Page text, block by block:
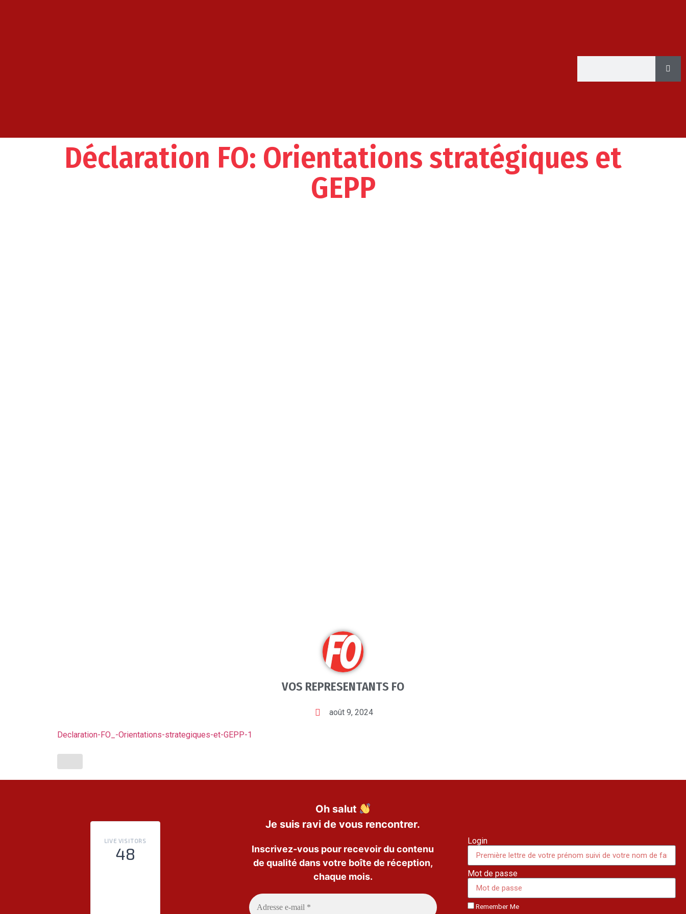
Déclaration FO: Orientations stratégiques et
GEPP
VOS REPRESENTANTS FO
août 9, 2024
Declaration-FO_-Orientations-strategiques-et-GEPP-1
LIVE VISITORS
48
Oh salut
Je suis ravi de vous rencontrer.
Inscrivez-vous pour recevoir du contenu
de qualité dans votre boîte de réception,
chaque mois.
Login
Mot de passe
Remember Me